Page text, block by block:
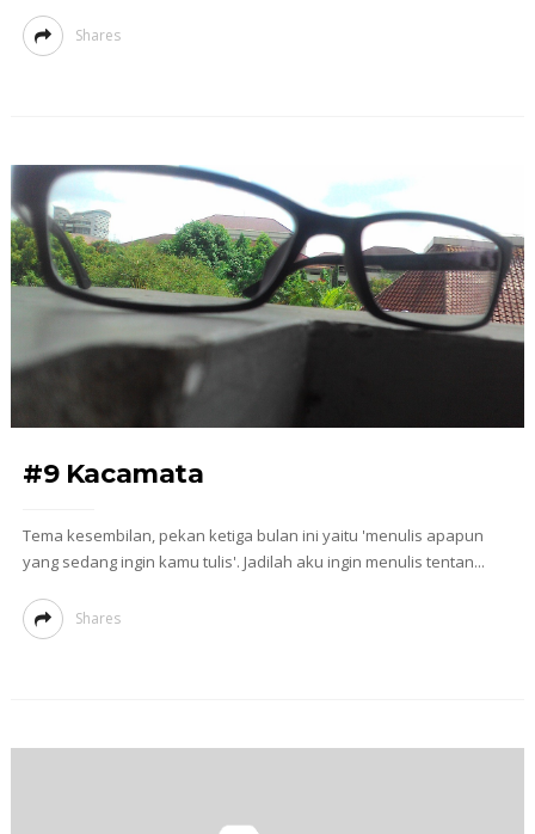
Shares
#9 Kacamata
Tema kesembilan, pekan ketiga bulan ini yaitu 'menulis apapun
yang sedang ingin kamu tulis'. Jadilah aku ingin menulis tentan...
Shares